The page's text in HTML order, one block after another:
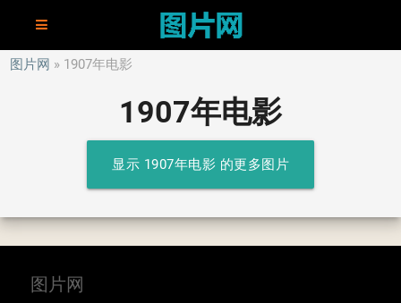
图片网 1907年电影
1907年电影
显示 1907年电影 的更多图片
图片网